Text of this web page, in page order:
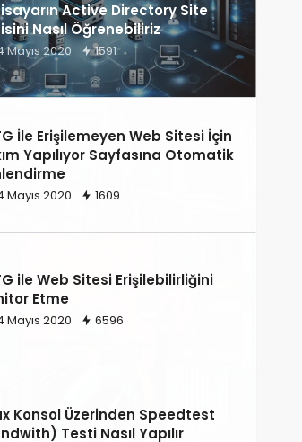
Active Directory Site
Nasıl Öğrenebiliriz
Mayıs 2020 1591
İle Erişilemeyen Web Sitesi İçin
Yapılıyor Sayfasına Otomatik
Mayıs 2020 1609
ile Web Sitesi Erişilebilirliğini
Etme
Mayıs 2020 6596
Konsol Üzerinden Speedtest
Testi Nasıl Yapılır